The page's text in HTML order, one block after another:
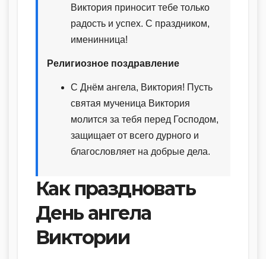
Виктория приносит тебе только
радость и успех. С праздником,
именинница!
Религиозное поздравление
С Днём ангела, Виктория! Пусть
святая мученица Виктория
молится за тебя перед Господом,
защищает от всего дурного и
благословляет на добрые дела.
Как праздновать
День ангела
Виктории